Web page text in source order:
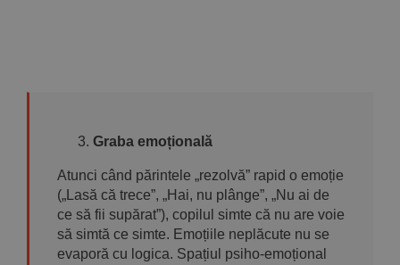
Graba emoțională
Atunci când părintele „rezolvă” rapid o emoție
(„Lasă că trece”, „Hai, nu plânge”, „Nu ai de
ce să fii supărat”), copilul simte că nu are voie
să simtă ce simte. Emoțiile neplăcute nu se
evaporă cu logica. Spațiul psiho-emoțional